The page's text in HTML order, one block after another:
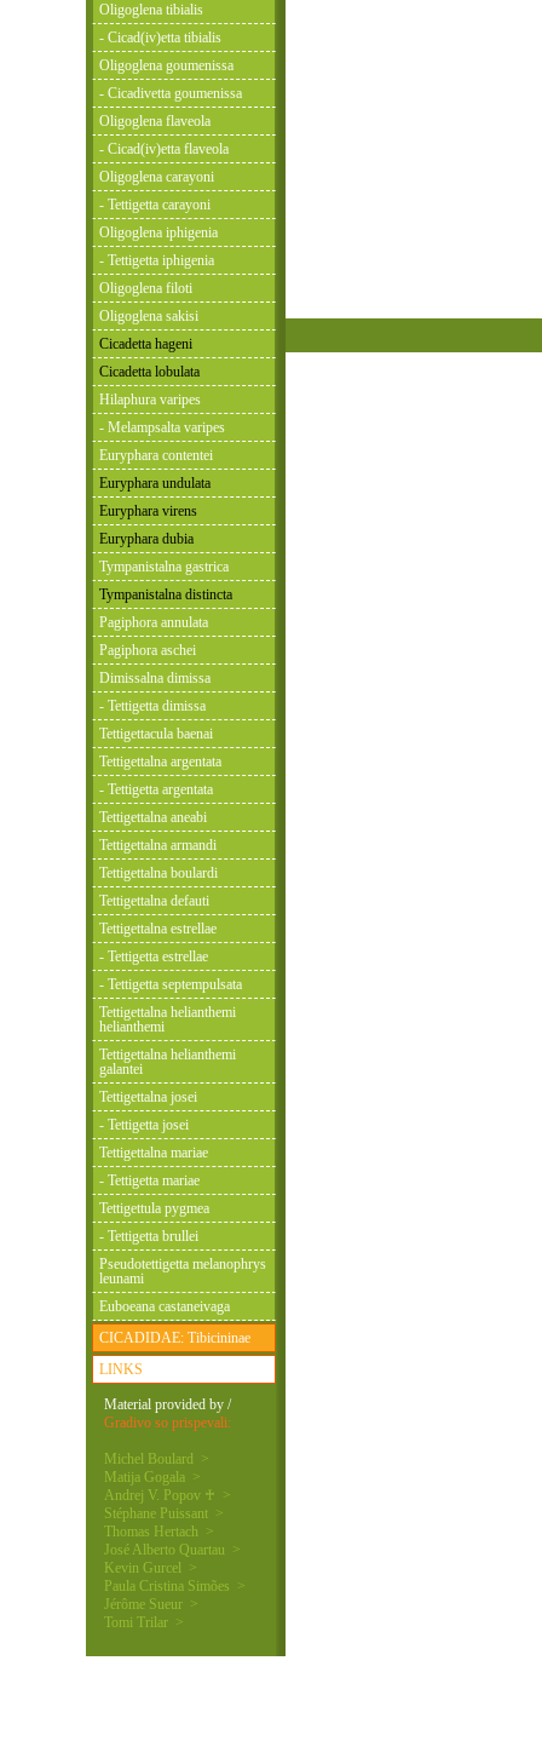
Oligoglena tibialis
- Cicad(iv)etta tibialis
Oligoglena goumenissa
- Cicadivetta goumenissa
Oligoglena flaveola
- Cicad(iv)etta flaveola
Oligoglena carayoni
- Tettigetta carayoni
Oligoglena iphigenia
- Tettigetta iphigenia
Oligoglena filoti
Oligoglena sakisi
Cicadetta hageni
Cicadetta lobulata
Hilaphura varipes
- Melampsalta varipes
Euryphara contentei
Euryphara undulata
Euryphara virens
Euryphara dubia
Tympanistalna gastrica
Tympanistalna distincta
Pagiphora annulata
Pagiphora aschei
Dimissalna dimissa
- Tettigetta dimissa
Tettigettacula baenai
Tettigettalna argentata
- Tettigetta argentata
Tettigettalna aneabi
Tettigettalna armandi
Tettigettalna boulardi
Tettigettalna defauti
Tettigettalna estrellae
- Tettigetta estrellae
- Tettigetta septempulsata
Tettigettalna helianthemi
helianthemi
Tettigettalna helianthemi
galantei
Tettigettalna josei
- Tettigetta josei
Tettigettalna mariae
- Tettigetta mariae
Tettigettula pygmea
- Tettigetta brullei
Pseudotettigetta melanophrys
leunami
Euboeana castaneivaga
CICADIDAE: Tibicininae
LINKS
Material provided by /
Gradivo so prispevali:
Michel Boulard >
Matija Gogala >
Andrej V. Popov ♰ >
Stéphane Puissant >
Thomas Hertach >
José Alberto Quartau >
Kevin Gurcel >
Paula Cristina Simões >
Jérôme Sueur >
Tomi Trilar >